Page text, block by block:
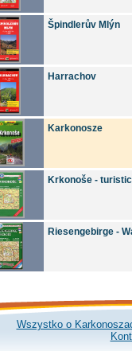
Špindlerův Mlýn
Harrachov
Karkonosze
Krkonoše -
Riesengebirge -
Wszystko o